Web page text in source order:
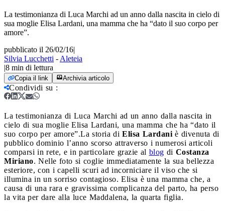
La testimonianza di Luca Marchi ad un anno dalla nascita in cielo di
sua moglie Elisa Lardani, una mamma che ha “dato il suo corpo per
amore”.
pubblicato il 26/02/16|
Silvia Lucchetti - Aleteia
|8 min di lettura
Copia il link Archivia articolo
Condividi su :
La testimonianza di Luca Marchi ad un anno dalla nascita in
cielo di sua moglie Elisa Lardani, una mamma che ha “dato il
suo corpo per amore”.La storia di Elisa Lardani è divenuta di
pubblico dominio l’anno scorso attraverso i numerosi articoli
comparsi in rete, e in particolare grazie al blog di Costanza
Miriano. Nelle foto si coglie immediatamente la sua bellezza
esteriore, con i capelli scuri ad incorniciare il viso che si
illumina in un sorriso contagioso. Elisa è una mamma che, a
causa di una rara e gravissima complicanza del parto, ha perso
la vita per dare alla luce Maddalena, la quarta figlia.